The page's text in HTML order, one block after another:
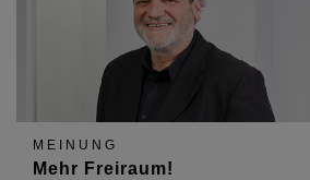
MEINUNG
Mehr Freiraum!